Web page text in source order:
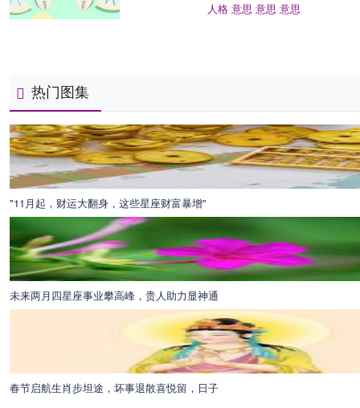
人格 意思 意思 意思
热门图集
"11月起，财运大翻身，这些星座财富暴增"
未来两月四星座事业攀高峰，贵人助力显神通
春节启航生肖步坦途，坏事退散喜悦留，日子